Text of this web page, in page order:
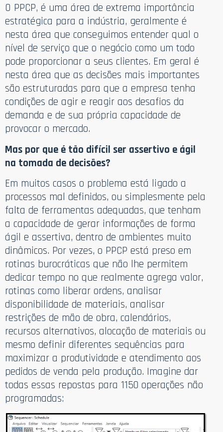
O PPCP, é uma área de extrema importância
estratégica para a indústria, geralmente é
nesta área que conseguimos entender qual o
nível de serviço que o negócio como um todo
pode proporcionar a seus clientes. Em geral é
nesta área que as decisões mais importantes
são estruturadas para que a empresa tenha
condições de agir e reagir aos desafios da
demanda e de sua própria capacidade de
provocar o mercado.
Mas por que é tão difícil ser assertivo e ágil
na tomada de decisões?
Em muitos casos o problema está ligado a
processos mal definidos, ou simplesmente pela
falta de ferramentas adequadas, que tenham
a capacidade de gerar informações de forma
ágil e assertiva, dentro de ambientes muito
dinâmicos. Por vezes, o PPCP está preso em
rotinas burocráticas que não lhe permitem
dedicar tempo no que realmente agrega valor,
rotinas como liberar ordens, analisar
disponibilidade de materiais, analisar
restrições de mão de obra, calendários,
recursos alternativos, alocação de materiais ou
mesmo definir diferentes sequências para
maximizar a produtividade e atendimento aos
pedidos de venda pela produção. Imagine dar
todas essas repostas para 1150 operações não
programadas: